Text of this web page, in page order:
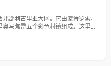
部利古里亚大区。它由蒙特罗索、
马焦雷五个彩色村镇组成。这里依
界文化遗产。